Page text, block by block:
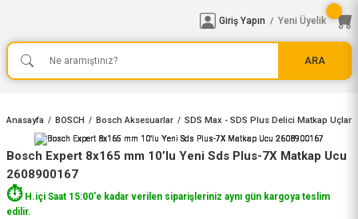
ARA
Giriş Yapın / Yeni Üyelik
Anasayfa BOSCH Bosch Aksesuarlar SDS Max - SDS Plus Delici Matkap Uçları
Bosch Expert 8x165 mm 10’lu Yeni Sds Plus-7X Matkap Ucu
2608900167
⏱️H.içi Saat 15:00'e kadar verilen siparişleriniz aynı gün kargoya teslim
edilir.